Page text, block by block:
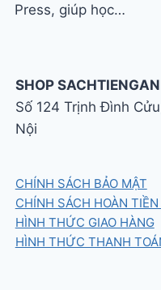
Press, giúp học…
SHOP
Số 124 Trịnh Đình
Nội
CHÍNH SÁCH BẢO MẬT
CHÍNH SÁCH HOÀN
HÌNH THỨC GIAO HÀNG
HÌNH THỨC THANH